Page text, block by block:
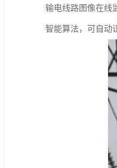
输电线路图像在线
智能算法，可自动